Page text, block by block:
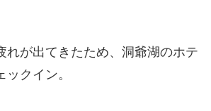
れが出てきたため、洞爺湖のホテ
クイン。